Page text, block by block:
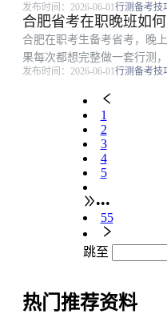
；3.拥护中华人民共和国宪
制度；4.具有良好的政治素
发布时间：2026-06-01行测备考技
合肥省考在职晚班如
合肥在职考生备考省考，晚
果每次都想完整做一套行测
果。模考阶段更适合把整套
练模块，周末做完整套卷。
考生工作日晚上...
发布时间：2026-06-01行测备考技
1
2
3
4
5
•••
55
跳至
热门推荐资料